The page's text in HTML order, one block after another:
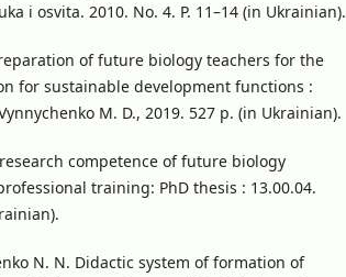
i osvita. 2010. No. 4. P. 11–14 (in Ukrainian).
of future biology teachers for the
for sustainable development functions :
M. D., 2019. 527 p. (in Ukrainian).
competence of future biology
training: PhD thesis : 13.00.04.
N. N. Didactic system of formation of